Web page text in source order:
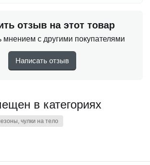
отзыв на этот товар
мнением с другими покупателями
Написать отзыв
в категориях
чулки на тело